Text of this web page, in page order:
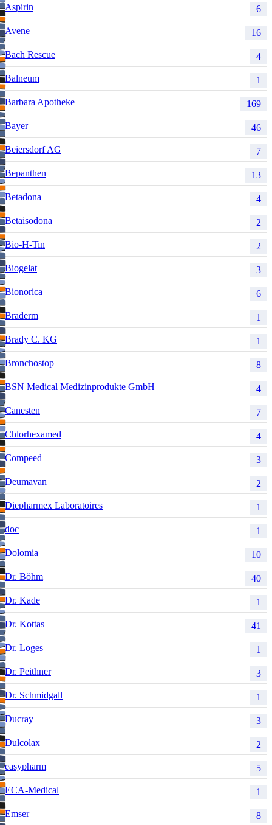
Aspirin 6
Avene 16
Bach Rescue 4
Balneum 1
Barbara Apotheke 169
Bayer 46
Beiersdorf AG 7
Bepanthen 13
Betadona 4
Betaisodona 2
Bio-H-Tin 2
Biogelat 3
Bionorica 6
Braderm 1
Brady C. KG 1
Bronchostop 8
BSN Medical Medizinprodukte GmbH 4
Canesten 7
Chlorhexamed 4
Compeed 3
Deumavan 2
Diepharmex Laboratoires 1
doc 1
Dolomia 10
Dr. Böhm 40
Dr. Kade 1
Dr. Kottas 41
Dr. Loges 1
Dr. Peithner 3
Dr. Schmidgall 1
Ducray 3
Dulcolax 2
easypharm 5
ECA-Medical 1
Emser 8